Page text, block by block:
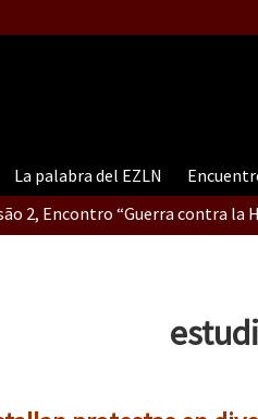
La palabra del EZLN
2, Encontro “Guerra contra la